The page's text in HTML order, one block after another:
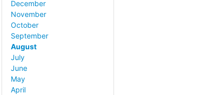
December
November
October
September
August
July
June
May
April